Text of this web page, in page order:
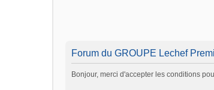
Forum du GROUPE Lechef
Bonjour, merci d'accepter les conditions